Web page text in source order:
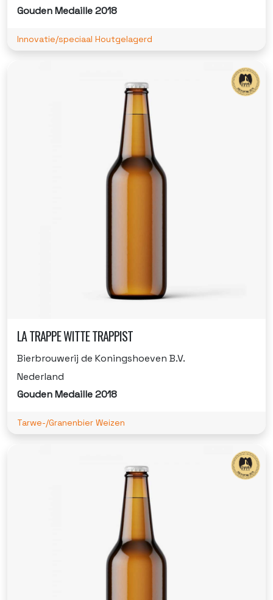
Gouden Medaille 2018
Innovatie/speciaal Houtgelagerd
LA TRAPPE WITTE TRAPPIST
Bierbrouwerij de Koningshoeven B.V.
Nederland
Gouden Medaille 2018
Tarwe-/Granenbier Weizen